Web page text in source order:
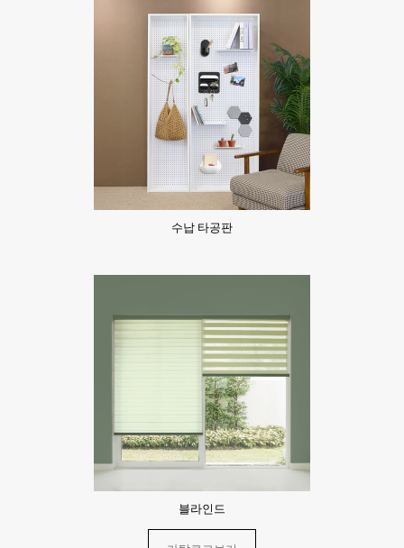
수납 타공판
블라인드